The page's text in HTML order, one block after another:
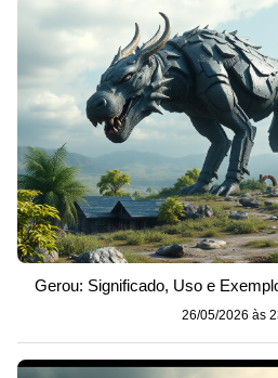
Gerou: Significado, Uso e
26/05/2026 às